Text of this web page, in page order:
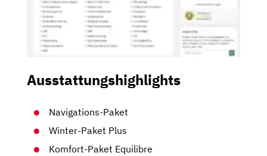
Ausstattungshighlights
Navigations-Paket
Winter-Paket Plus
Komfort-Paket Equilibre